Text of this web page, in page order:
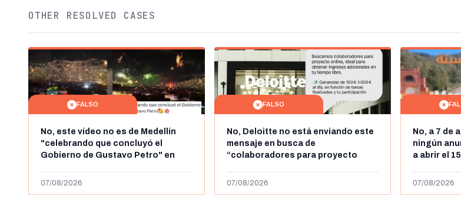
OTHER RESOLVED CASES
FALSO
No, este vídeo no es de Medellín
"celebrando que concluyó el
Gobierno de Gustavo Petro" en
de 2024
07/08/2026
FALSO
No, Deloitte no está enviando este
mensaje en busca de
“colaboradores para proyecto
1.000 euros al día: es un timo
07/08/2026
No, a 7 de
ningún
a abrir el
y Ceuta
07/08/2026